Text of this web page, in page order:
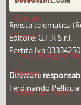
Speciali
Sport
That's Bologna
Veneto
Video (archivio)
Rivista telematica
Editore: G.F.R S.r.l.
Partita Iva
Direttore
Ferdinando Pelliccia